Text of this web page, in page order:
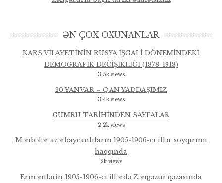
ƏN ÇOX OXUNANLAR
KARS VİLAYETİNİN RUSYA İŞGALİ DÖNEMİNDEKİ
DEMOGRAFİK DEĞİŞİKLİĞİ (1878-1918)
3.5k views
20 YANVAR – QAN YADDAŞIMIZ
3.4k views
GÜMRÜ TARİHİNDEN SAYFALAR
2.2k views
Mənbələr azərbaycanlıların 1905-1906-cı illər soyqırımı
haqqında
2k views
Ermənilərin 1905-1906-cı illərdə Zəngəzur qəzasında